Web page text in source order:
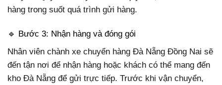
hàng trong suốt quá trình gửi hàng.
🔹 Bước 3: Nhận hàng và đóng gói
Nhân viên chành xe chuyển hàng Đà Nẵng Đồng Nai sẽ
đến tận nơi để nhận hàng hoặc khách có thể mang đến
kho Đà Nẵng để gửi trực tiếp. Trước khi vận chuyển,